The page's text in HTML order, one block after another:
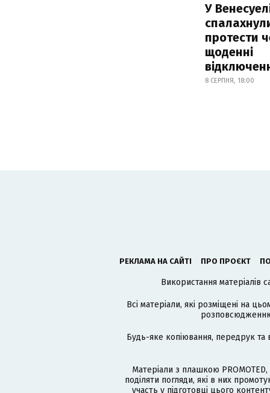
У
протести
щоденні
8 СЕРПНЯ, 18:00
РЕКЛАМА НА САЙТІ ПРО ПРОЄКТ
Використання матеріалів
Всі матеріали, які розміщені на
розповсюдженню
Будь-яке копіювання, передрук та
Матеріали з плашкою
поділяти погляди, які в них
участь у підготовці цього